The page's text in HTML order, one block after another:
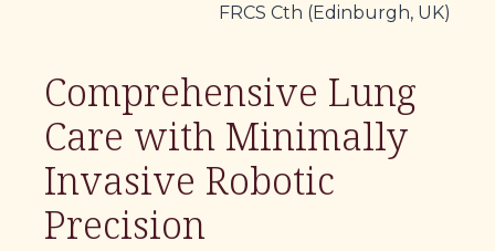
Comprehensive Lung
Care with Minimally
Invasive Robotic
Precision
FRCS Cth (Edinburgh, UK)